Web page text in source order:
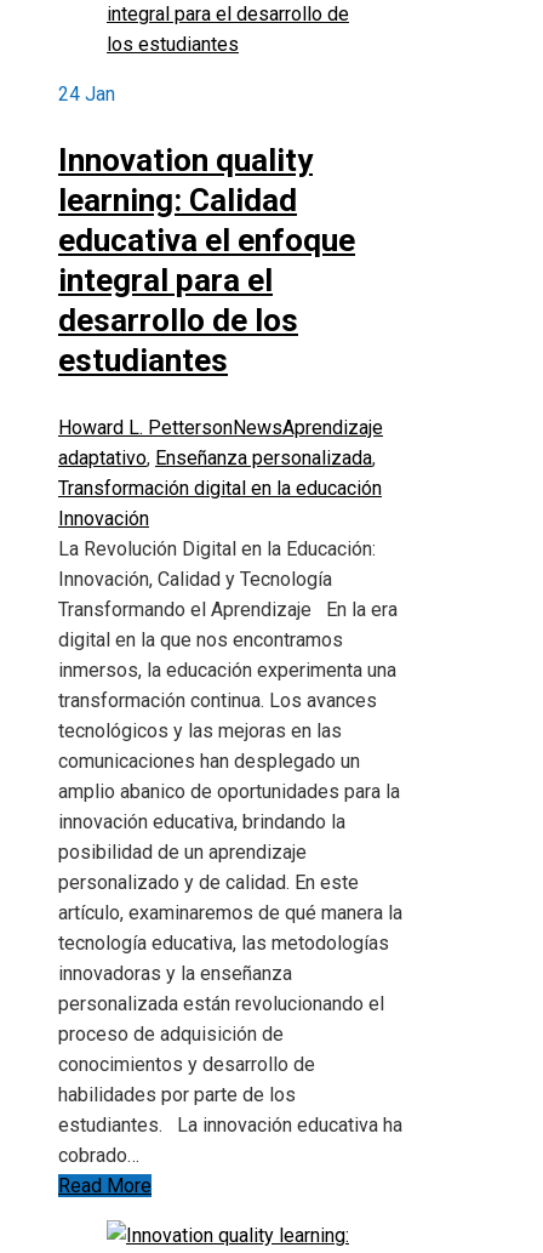
24 Jan
Innovation quality
learning: Calidad
educativa el enfoque
integral para el
desarrollo de los
estudiantes
Howard L. PettersonNewsAprendizaje
adaptativo, Enseñanza personalizada,
Transformación digital en la educación
Innovación
La Revolución Digital en la Educación:
Innovación, Calidad y Tecnología
Transformando el Aprendizaje En la era
digital en la que nos encontramos
inmersos, la educación experimenta una
transformación continua. Los avances
tecnológicos y las mejoras en las
comunicaciones han desplegado un
amplio abanico de oportunidades para la
innovación educativa, brindando la
posibilidad de un aprendizaje
personalizado y de calidad. En este
artículo, examinaremos de qué manera la
tecnología educativa, las metodologías
innovadoras y la enseñanza
personalizada están revolucionando el
proceso de adquisición de
conocimientos y desarrollo de
habilidades por parte de los
estudiantes. La innovación educativa ha
cobrado…
Read More